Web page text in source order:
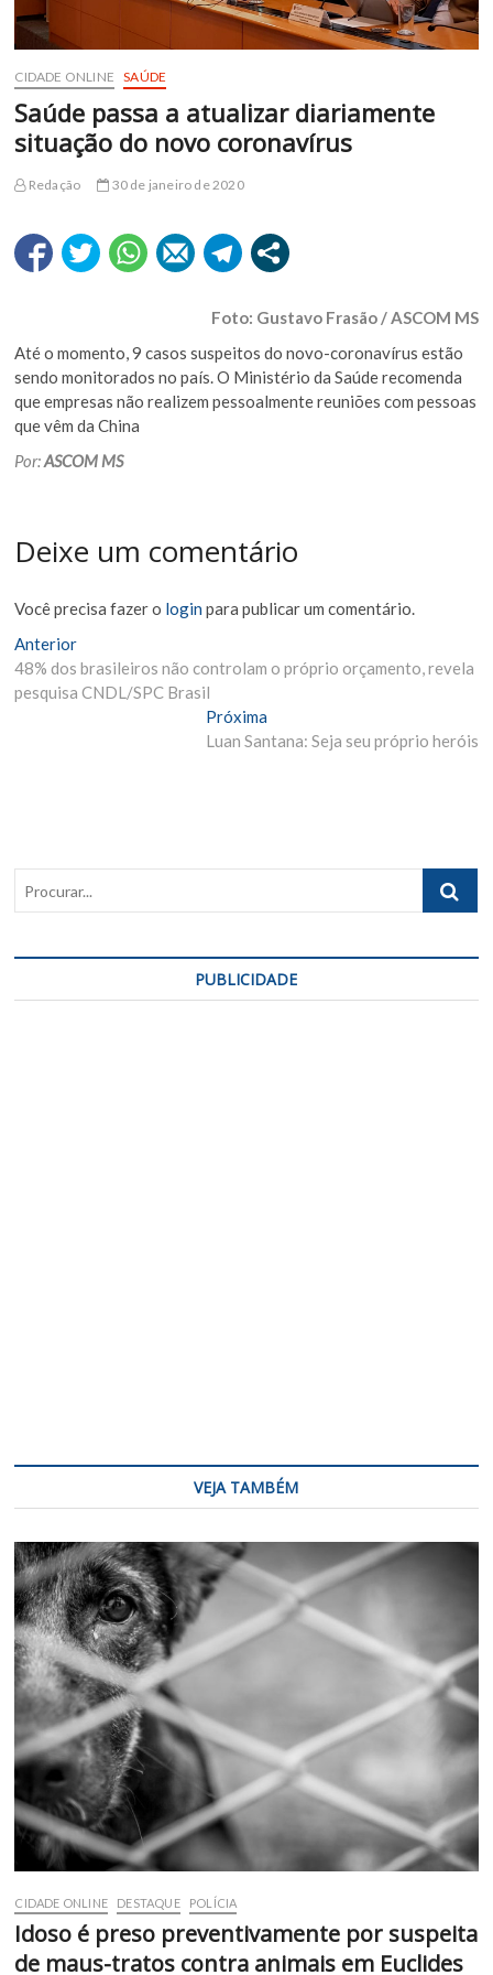
CIDADE ONLINE SAÚDE
Saúde passa a atualizar diariamente
situação do novo coronavírus
Redação 30 de janeiro de 2020
Foto: Gustavo Frasão / ASCOM MS
Até o momento, 9 casos suspeitos do novo-coronavírus estão
sendo monitorados no país. O Ministério da Saúde recomenda
que empresas não realizem pessoalmente reuniões com pessoas
que vêm da China
Por:ASCOM MS
Deixe um comentário
Você precisa fazer o login para publicar um comentário.
Navegação
de
AnteriorMatéria
Anterior:
48% dos brasileiros não controlam o próprio orçamento, revela
pesquisa CNDL/SPC Brasil
PróximaPróxima
Materia:
Luan Santana: Seja seu próprio heróis
PUBLICIDADE
VEJA TAMBÉM
CIDADE ONLINE DESTAQUE POLÍCIA
Idoso é preso preventivamente por suspeita
de maus-tratos contra animais em Euclides